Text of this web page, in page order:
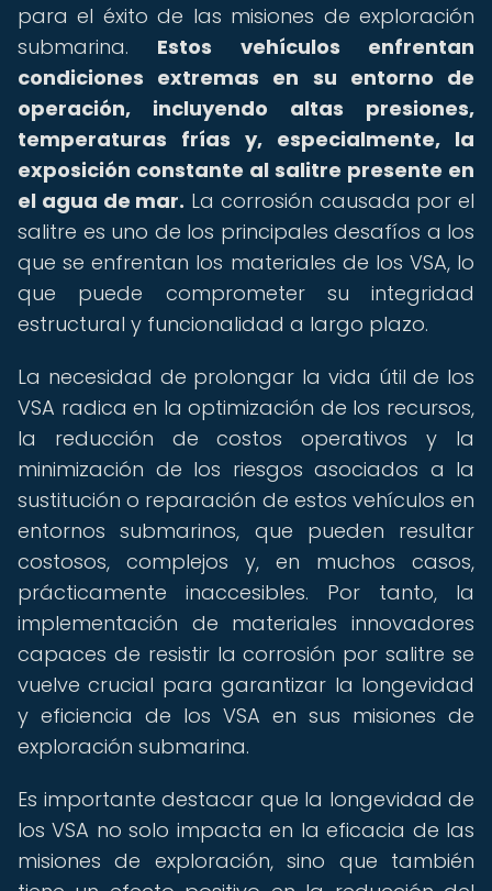
para el éxito de las misiones de exploración
submarina. Estos vehículos enfrentan
condiciones extremas en su entorno de
operación, incluyendo altas presiones,
temperaturas frías y, especialmente, la
exposición constante al salitre presente en
el agua de mar. La corrosión causada por el
salitre es uno de los principales desafíos a los
que se enfrentan los materiales de los VSA, lo
que puede comprometer su integridad
estructural y funcionalidad a largo plazo.
La necesidad de prolongar la vida útil de los
VSA radica en la optimización de los recursos,
la reducción de costos operativos y la
minimización de los riesgos asociados a la
sustitución o reparación de estos vehículos en
entornos submarinos, que pueden resultar
costosos, complejos y, en muchos casos,
prácticamente inaccesibles. Por tanto, la
implementación de materiales innovadores
capaces de resistir la corrosión por salitre se
vuelve crucial para garantizar la longevidad
y eficiencia de los VSA en sus misiones de
exploración submarina.
Es importante destacar que la longevidad de
los VSA no solo impacta en la eficacia de las
misiones de exploración, sino que también